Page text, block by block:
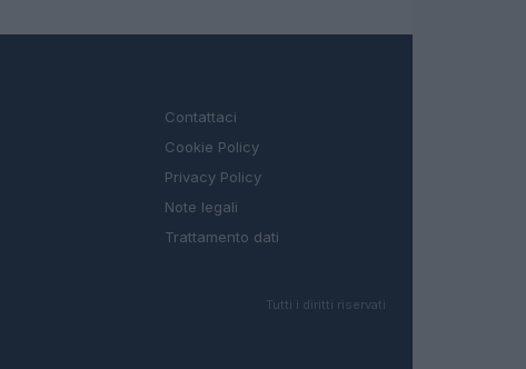
Contattaci
Cookie Policy
Privacy Policy
Note legali
Trattamento dati
Tutti i diritti riservati